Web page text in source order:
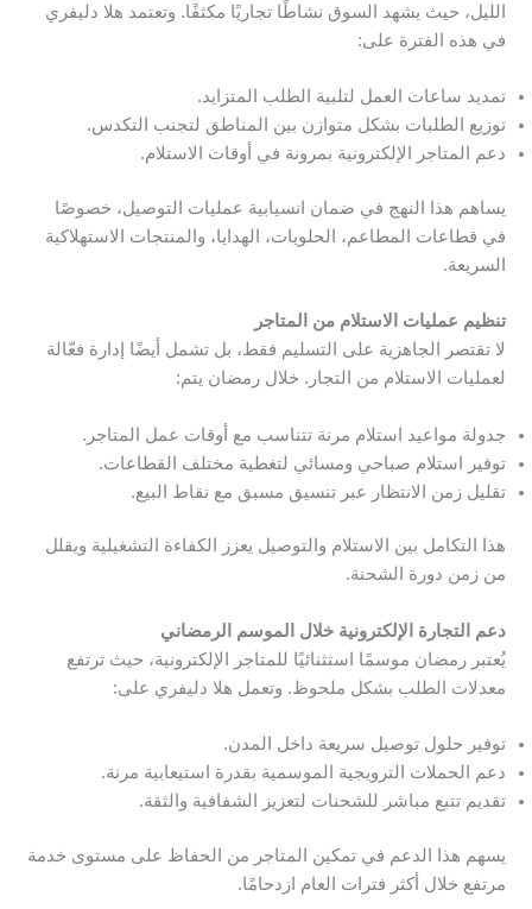
الليل، حيث يشهد السوق نشاطًا تجاريًا مكثفًا. وتعتمد هلا دليفري
في هذه الفترة على:
تمديد ساعات العمل لتلبية الطلب المتزايد.
توزيع الطلبات بشكل متوازن بين المناطق لتجنب التكدس.
دعم المتاجر الإلكترونية بمرونة في أوقات الاستلام.
يساهم هذا النهج في ضمان انسيابية عمليات التوصيل، خصوصًا
في قطاعات المطاعم، الحلويات، الهدايا، والمنتجات الاستهلاكية
السريعة.
تنظيم عمليات الاستلام من المتاجر
لا تقتصر الجاهزية على التسليم فقط، بل تشمل أيضًا إدارة فعّالة
لعمليات الاستلام من التجار. خلال رمضان يتم:
جدولة مواعيد استلام مرنة تتناسب مع أوقات عمل المتاجر.
توفير استلام صباحي ومسائي لتغطية مختلف القطاعات.
تقليل زمن الانتظار عبر تنسيق مسبق مع نقاط البيع.
هذا التكامل بين الاستلام والتوصيل يعزز الكفاءة التشغيلية ويقلل
من زمن دورة الشحنة.
دعم التجارة الإلكترونية خلال الموسم الرمضاني
يُعتبر رمضان موسمًا استثنائيًا للمتاجر الإلكترونية، حيث ترتفع
معدلات الطلب بشكل ملحوظ. وتعمل هلا دليفري على:
توفير حلول توصيل سريعة داخل المدن.
دعم الحملات الترويجية الموسمية بقدرة استيعابية مرنة.
تقديم تتبع مباشر للشحنات لتعزيز الشفافية والثقة.
يسهم هذا الدعم في تمكين المتاجر من الحفاظ على مستوى خدمة
مرتفع خلال أكثر فترات العام ازدحامًا.